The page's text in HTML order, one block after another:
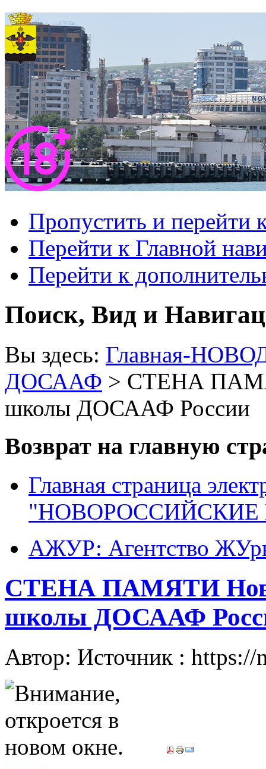
Пропустить и перейти
Перейти к Главной
Перейти к
Поиск, Вид и
Вы здесь: Главная-
ДОСААФ > СТЕНА
школы ДОСААФ России
Возврат на главную
Главная страница
"НОВОРОССИЙСКИЕ
АЖУР: Агентство
СТЕНА ПАМЯТИ
школы ДОСААФ
Автор: Источник : https://